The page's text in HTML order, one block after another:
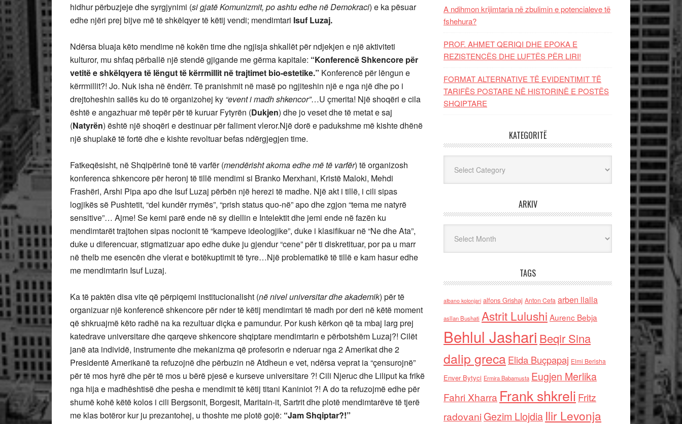
hidhur përbuzjeje dhe syrgjynimi (si gjatë Komunizmit, po ashtu edhe në Demokraci) e ka pësuar
edhe njëri prej bijve më të shkëlqyer të këtij vendi; mendimtari Isuf Luzaj.
Ndërsa bluaja këto mendime në kokën time dhe ngjisja shkallët për ndjekjen e një aktiviteti
kulturor, mu shfaq përballë një stendë gjigande me gërma kapitale: “Konferencë Shkencore për
vetitë e shkëlqyera të lëngut të kërrmillit në trajtimet bio-estetike.” Konferencë për lëngun e
kërrmillit?! Jo. Nuk isha në ëndërr. Të pranishmit në masë po ngjiteshin një e nga një dhe po i
drejtoheshin sallës ku do të organizohej ky “event i madh shkencor”…U çmerita! Një shoqëri e cila
është e angazhuar më tepër për të kuruar Fytyrën (Dukjen) dhe jo veset dhe të metat e saj
(Natyrën) është një shoqëri e destinuar për faliment vleror.Një dorë e padukshme më kishte dhënë
një shuplakë të fortë dhe e kishte revoltuar befas ndërgjegjen time.
Fatkeqësisht, në Shqipërinë tonë të varfër (mendërisht akoma edhe më të varfër) të organizosh
konferenca shkencore për heronj të tillë mendimi si Branko Merxhani, Kristë Maloki, Mehdi
Frashëri, Arshi Pipa apo dhe Isuf Luzaj përbën një herezi të madhe. Një akt i tillë, i cili sipas
logjikës së Pushtetit, “del kundër rrymës”, “prish status quo-në” apo dhe zgjon “tema me natyrë
sensitive”… Ajme! Se kemi parë ende në sy diellin e Intelektit dhe jemi ende në fazën ku
mendimtarët trajtohen sipas nocionit të “kampeve ideologjike”, duke i klasifikuar në “Ne dhe Ata”,
duke u diferencuar, stigmatizuar apo edhe duke ju gjendur “cene” për ti diskretituar, por pa u marr
në thelb me esencën dhe vlerat e botëkuptimit të tyre…Një problematikë të tillë e kam hasur edhe
me mendimtarin Isuf Luzaj.
Ka të paktën disa vite që përpiqemi institucionalisht (në nivel universitar dhe akademik) për të
organizuar një konferencë shkencore për nder të këtij mendimtari të madh por deri në këtë moment
që shkruajmë këto radhë na ka rezultuar diçka e pamundur. Por kush kërkon që ta mbaj larg prej
katedrave universitare dhe qarqeve shkencore shqiptare mendimtarin e përbotshëm Luzaj?! Cilët
janë ata individë, instrumente dhe mekanizma që profesorin e nderuar nga 2 Amerikat dhe 2
Presidentë Amerikanë ta refuzojnë dhe përbuzin në Atdheun e vet, ndërsa veprat ia “çensurojnë”
për të mos hyrë dhe për të mos u bërë pjesë e kurseve universitare ?! Cili Njeruc dhe Liliput ka frikë
nga hija e madhështisë dhe pesha e mendimit të këtij titani Kaniniot ?! A do ta refuzojmë edhe për
shumë kohë këtë kolos i cili Bergsonit, Borgesit, Maritain-it, Sartrit dhe plotë mendimtarëve të tjerë
me klas botëror kur ju prezantohej, u thoshte me plotë gojë: “Jam Shqiptar?!”
A ndihmon krijimtaria në zbulimin e potencialeve të
fshehura?
PROF. AHMET QERIQI DHE EPOKA E
REZISTENCЁS DHE LUFTЁS PЁR LIRI!
FORMAT ALTERNATIVE TË EVIDENTIMIT TË
TARIFËS POSTARE NË HISTORINË E POSTËS
SHQIPTARE
KATEGORITË
ARKIV
TAGS
albano kolonjari alfons Grishaj Anton Cefa arben llalla
asllan Bushati Astrit Lulushi Aurenc Bebja
Behlul Jashari Beqir Sina
dalip grecaElida Buçpapaj Elmi Berisha
Enver Bytyci Ermira Babamusta Eugjen Merlika
Fahri Xharra Frank shkreli Fritz
radovaniGezim Llojdia Ilir Levonja